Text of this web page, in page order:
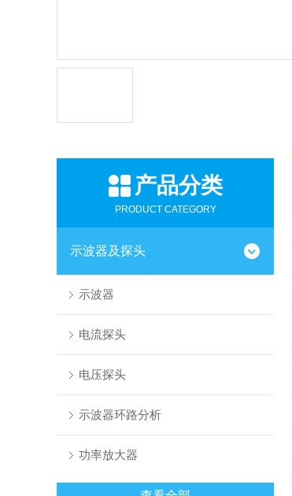
产品分类
PRODUCT CATEGORY
示波器及探头
示波器
电流探头
电压探头
示波器环路分析
功率放大器